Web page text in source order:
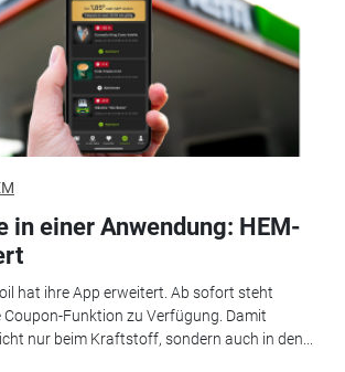
in einer Anwendung: HEM-
hat ihre App erweitert. Ab sofort steht
Coupon-Funktion zu Verfügung. Damit
nur beim Kraftstoff, sondern auch in den...